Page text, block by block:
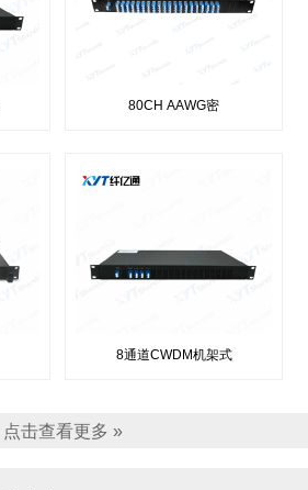
80CH AAWG密
8通道CWDM机架式
点击查看更多 »